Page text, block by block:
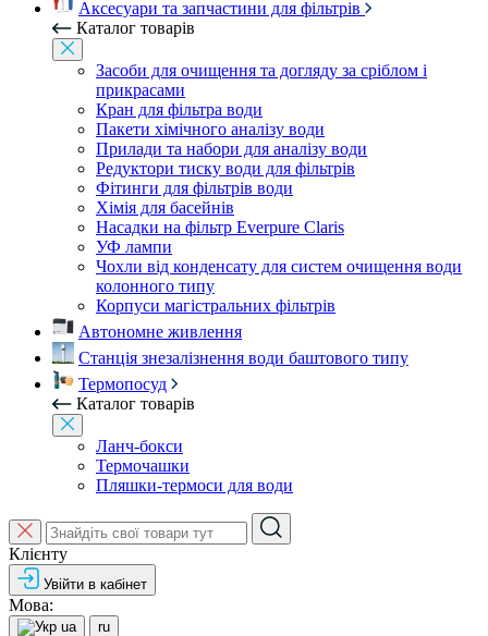
Аксесуари та запчастини для фільтрів
Каталог товарів
Засоби для очищення та догляду за сріблом і
прикрасами
Кран для фільтра води
Пакети хімічного аналізу води
Прилади та набори для аналізу води
Редуктори тиску води для фільтрів
Фітинги для фільтрів води
Хімія для басейнів
Насадки на фільтр Everpure Claris
УФ лампи
Чохли від конденсату для систем очищення води
колонного типу
Корпуси магістральних фільтрів
Автономне живлення
Станція знезалізнення води баштового типу
Термопосуд
Каталог товарів
Ланч-бокси
Термочашки
Пляшки-термоси для води
Клієнту
Увійти в кабінет
Мова:
ua ru